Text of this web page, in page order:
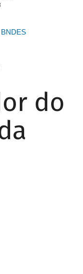
do